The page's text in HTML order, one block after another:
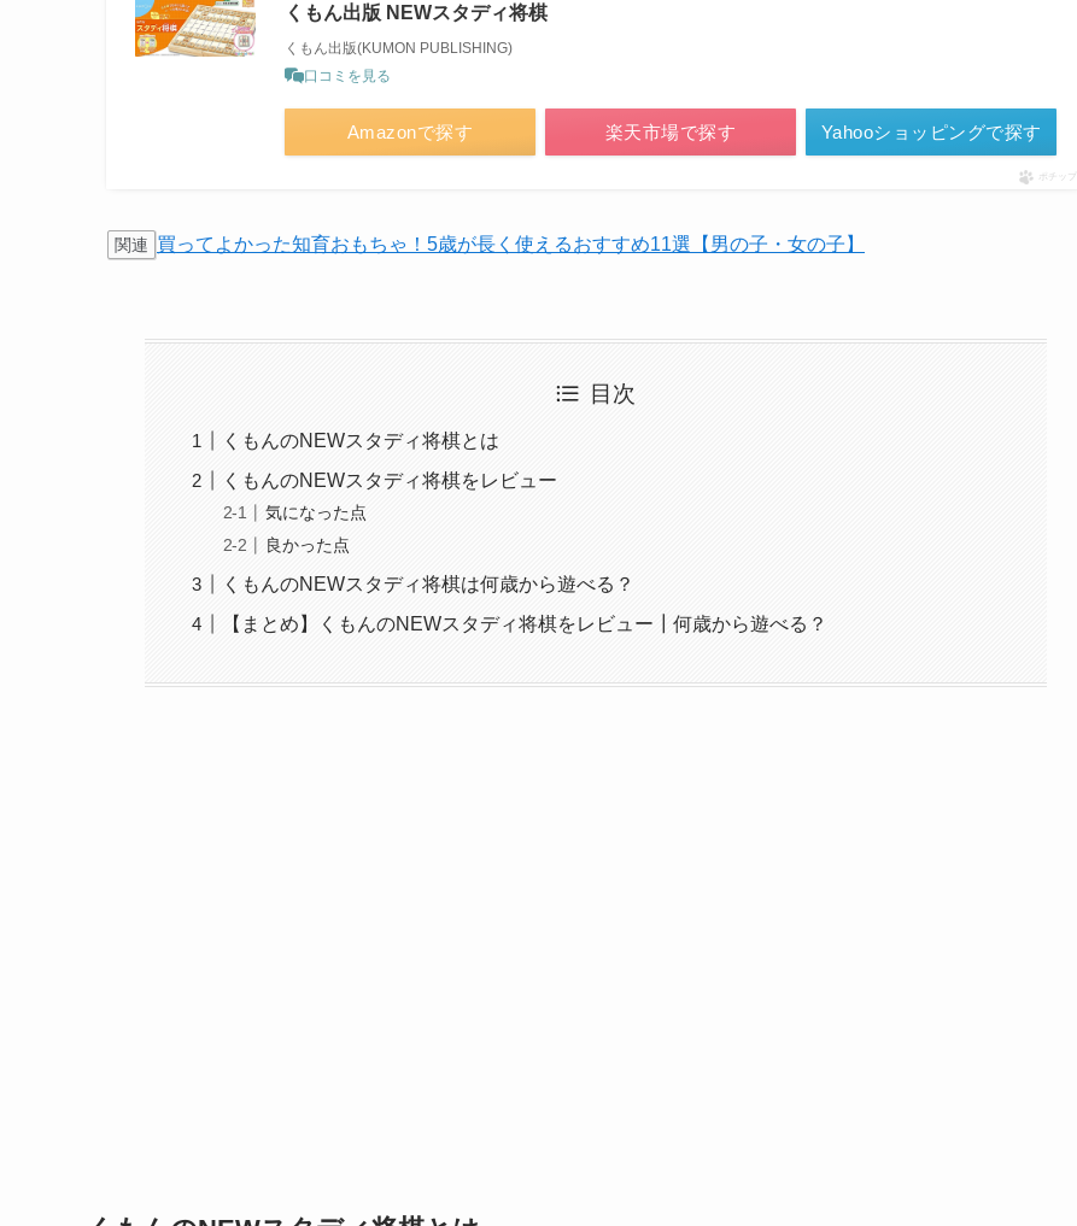
くもん出版 NEWスタディ将棋
くもん出版(KUMON PUBLISHING)
口コミを見る
Amazonで探す 楽天市場で探す Yahooショッピングで探す
ポチップ
関連 買ってよかった知育おもちゃ！5歳が長く使えるおすすめ11選【男の子・女の子】
目次
くもんのNEWスタディ将棋とは
くもんのNEWスタディ将棋をレビュー
気になった点
良かった点
くもんのNEWスタディ将棋は何歳から遊べる？
【まとめ】くもんのNEWスタディ将棋をレビュー┃何歳から遊べる？